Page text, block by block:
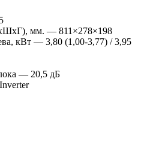
мм. — 811×278×198
кВт — 3,80 (1,00-3,77) / 3,95
— 20,5 дБ